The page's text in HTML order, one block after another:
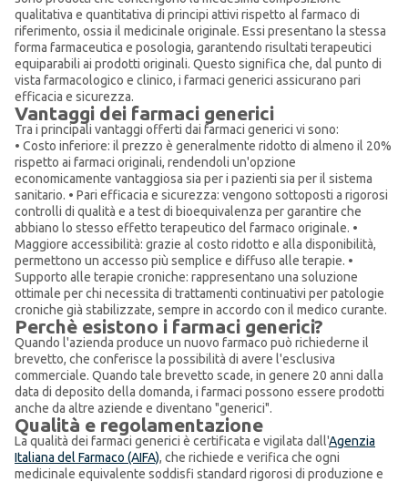
qualitativa e quantitativa di principi attivi rispetto al farmaco di
riferimento, ossia il medicinale originale. Essi presentano la stessa
forma farmaceutica e posologia, garantendo risultati terapeutici
equiparabili ai prodotti originali. Questo significa che, dal punto di
vista farmacologico e clinico, i farmaci generici assicurano pari
efficacia e sicurezza.
Vantaggi dei farmaci generici
Tra i principali vantaggi offerti dai farmaci generici vi sono:
• Costo inferiore: il prezzo è generalmente ridotto di almeno il 20%
rispetto ai farmaci originali, rendendoli un'opzione
economicamente vantaggiosa sia per i pazienti sia per il sistema
sanitario. • Pari efficacia e sicurezza: vengono sottoposti a rigorosi
controlli di qualità e a test di bioequivalenza per garantire che
abbiano lo stesso effetto terapeutico del farmaco originale. •
Maggiore accessibilità: grazie al costo ridotto e alla disponibilità,
permettono un accesso più semplice e diffuso alle terapie. •
Supporto alle terapie croniche: rappresentano una soluzione
ottimale per chi necessita di trattamenti continuativi per patologie
croniche già stabilizzate, sempre in accordo con il medico curante.
Perchè esistono i farmaci generici?
Quando l'azienda produce un nuovo farmaco può richiederne il
brevetto, che conferisce la possibilità di avere l'esclusiva
commerciale. Quando tale brevetto scade, in genere 20 anni dalla
data di deposito della domanda, i farmaci possono essere prodotti
anche da altre aziende e diventano "generici".
Qualità e regolamentazione
La qualità dei farmaci generici è certificata e vigilata dall'Agenzia
Italiana del Farmaco (AIFA), che richiede e verifica che ogni
medicinale equivalente soddisfi standard rigorosi di produzione e